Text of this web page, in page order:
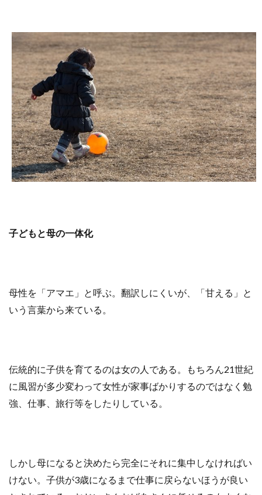
子どもと母の一体化
母性を「アマエ」と呼ぶ。翻訳しにくいが、「甘える」と
いう言葉から来ている。
伝統的に子供を育てるのは女の人である。もちろん21世紀
に風習が多少変わって女性が家事ばかりするのではなく勉
強、仕事、旅行等をしたりしている。
しかし母になると決めたら完全にそれに集中しなければい
けない。子供が3歳になるまで仕事に戻らないほうが良い